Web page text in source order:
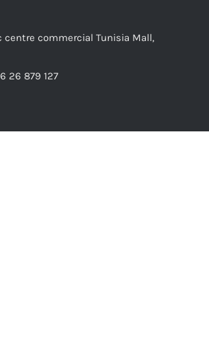
centre commercial Tunisia Mall,
26 879 127